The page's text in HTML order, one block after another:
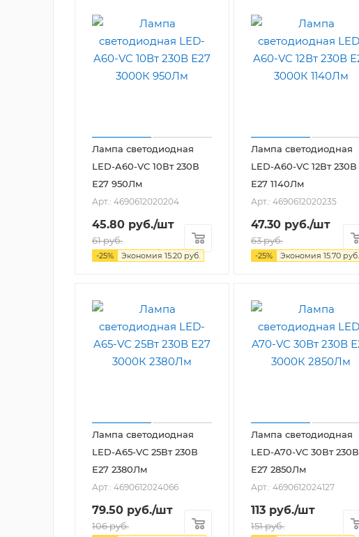
Лампа светодиодная
LED-A60-VC 10Вт 230В
Е27 950Лм
Арт.: 4690612020204
45.80 руб./шт
61руб.
-25% Экономия 15.20 руб.
Лампа светодиодная
LED-A60-VC 12Вт 230В
Е27 1140Лм
Арт.: 4690612020235
47.30 руб./шт
63руб.
-25% Экономия 15.70 руб.
Лампа светодиодная
LED-A65-VC 25Вт 230В
Е27 2380Лм
Арт.: 4690612024066
79.50 руб./шт
106руб.
Лампа светодиодная
LED-A70-VC 30Вт 230В
Е27 2850Лм
Арт.: 4690612024127
113 руб./шт
151руб.